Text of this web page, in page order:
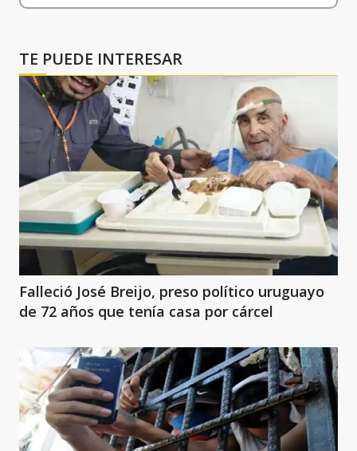
TE PUEDE INTERESAR
Falleció José Breijo, preso político uruguayo
de 72 años que tenía casa por cárcel